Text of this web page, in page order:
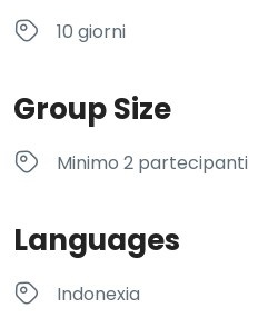
10 giorni
Group Size
Minimo 2 partecipanti
Languages
Indonexia